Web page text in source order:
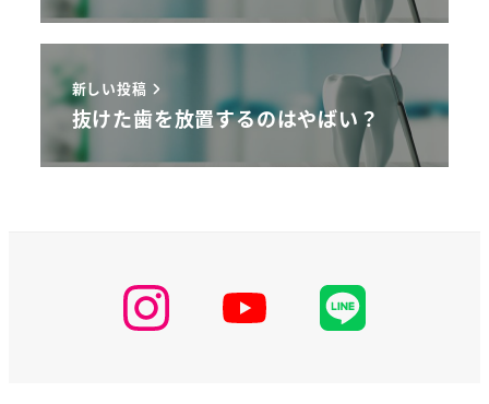
新しい投稿
抜けた歯を放置するのはやばい？